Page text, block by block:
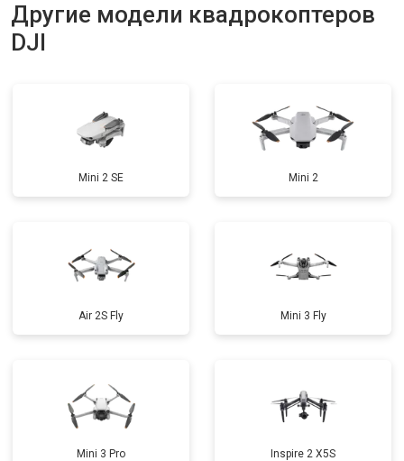
Другие модели квадрокоптеров
DJI
Mini 2 SE Mini 2
Air 2S Fly Mini 3 Fly
Mini 3 Pro Inspire 2 X5S